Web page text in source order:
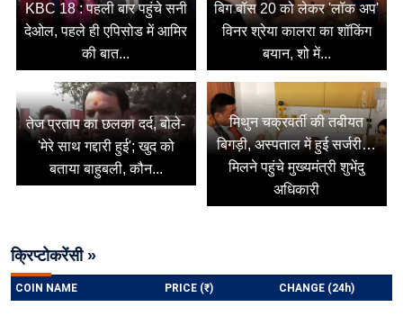
KBC 18 : पहली बार पहुंचे सनी
देओल, पहले ही एपिसोड में आमिर
की बात...
बिग बॉस 20 को लेकर 'लॉक अप'
विनर श्रेया कालरा का शॉकिंग
बयान, शो में...
तेज प्रताप का छलका दर्द, बोले-
'मेरे साथ गद्दारी हुई'; खुद को
बताया बाहुबली, कौन...
मिथुन चक्रवर्ती की तबीयत
बिगड़ी, अस्पताल में हुई सर्जरी…
मिलने पहुंचे मुख्यमंत्री शुभेंदु
अधिकारी
क्रिप्टोकरेंसी »